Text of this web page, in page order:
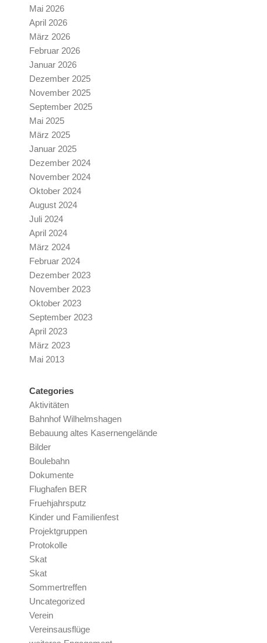
Mai 2026
April 2026
März 2026
Februar 2026
Januar 2026
Dezember 2025
November 2025
September 2025
Mai 2025
März 2025
Januar 2025
Dezember 2024
November 2024
Oktober 2024
August 2024
Juli 2024
April 2024
März 2024
Februar 2024
Dezember 2023
November 2023
Oktober 2023
September 2023
April 2023
März 2023
Mai 2013
Categories
Aktivitäten
Bahnhof Wilhelmshagen
Bebauung altes Kasernengelände
Bilder
Boulebahn
Dokumente
Flughafen BER
Fruehjahrsputz
Kinder und Familienfest
Projektgruppen
Protokolle
Skat
Skat
Sommertreffen
Uncategorized
Verein
Vereinsausflüge